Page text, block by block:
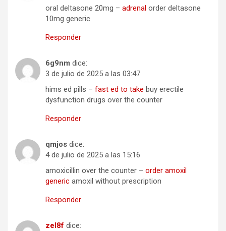
oral deltasone 20mg – adrenal order deltasone
10mg generic
Responder
6g9nm dice:
3 de julio de 2025 a las 03:47
hims ed pills – fast ed to take buy erectile
dysfunction drugs over the counter
Responder
qmjos dice:
4 de julio de 2025 a las 15:16
amoxicillin over the counter – order amoxil
generic amoxil without prescription
Responder
zel8f dice: